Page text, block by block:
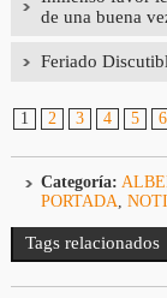
de una buena
Feriado
1 2 3 4 5 6
Categoría:
PORTADA,
Tags relacionados